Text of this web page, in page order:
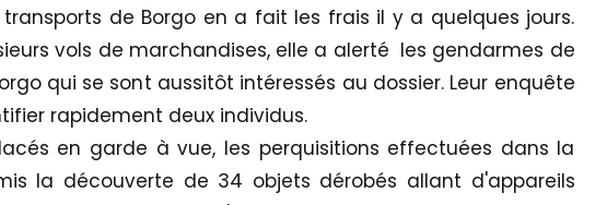
de Borgo en a fait les frais il y a quelques jours.
vols de marchandises, elle a alerté les gendarmes de
qui se sont aussitôt intéressés au dossier. Leur enquête
rapidement deux individus.
en garde à vue, les perquisitions effectuées dans la
la découverte de 34 objets dérobés allant d'appareils